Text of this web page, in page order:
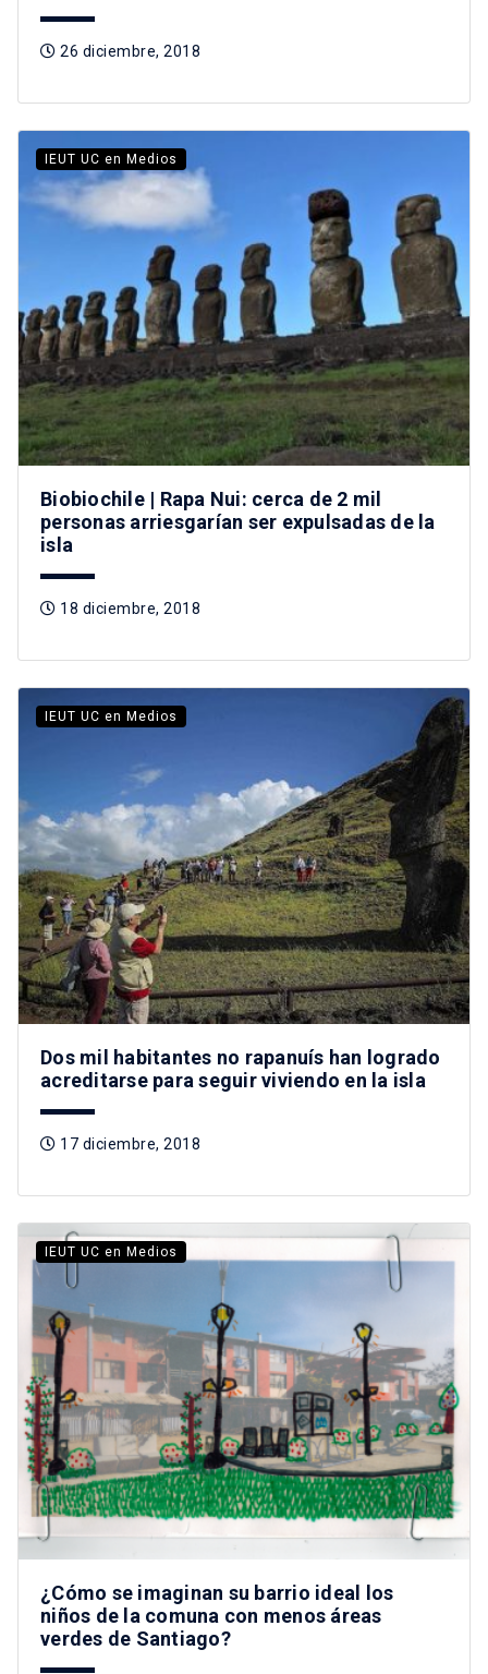
26 diciembre, 2018
IEUT UC en Medios
Biobiochile | Rapa Nui: cerca de 2 mil
personas arriesgarían ser expulsadas de la
isla
18 diciembre, 2018
IEUT UC en Medios
Dos mil habitantes no rapanuís han logrado
acreditarse para seguir viviendo en la isla
17 diciembre, 2018
IEUT UC en Medios
¿Cómo se imaginan su barrio ideal los
niños de la comuna con menos áreas
verdes de Santiago?